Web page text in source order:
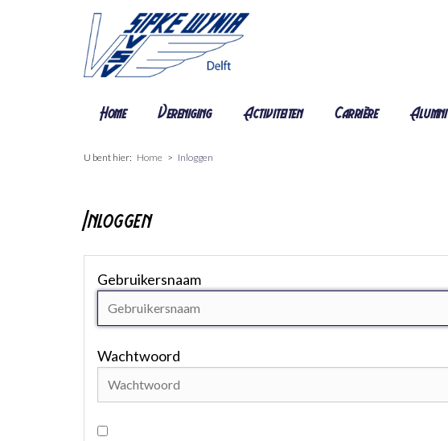
Home Vereniging Activiteiten Carrière Alumni
U bent hier: Home Inloggen
Inloggen
Gebruikersnaam
Wachtwoord